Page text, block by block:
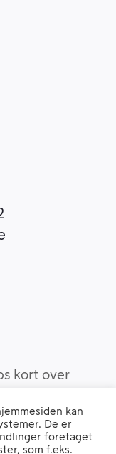
kort over
som kan
i Danmark.
kan
De er
foretaget
som f.eks.